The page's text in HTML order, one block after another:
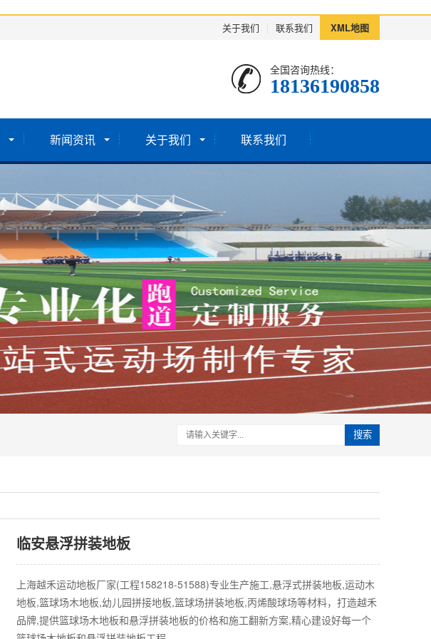
关于我们 联系我们 XML地图
全国咨询热线：
18136190858
新闻资讯 关于我们 联系我们
搜索
临安悬浮拼装地板
上海越禾运动地板厂家(工程158218-51588)专业生产施工,悬浮式拼装地板,运动木
地板,篮球场木地板,幼儿园拼接地板,篮球场拼装地板,丙烯酸球场等材料，打造越禾
品牌,提供篮球场木地板和悬浮拼装地板的价格和施工翻新方案,精心建设好每一个